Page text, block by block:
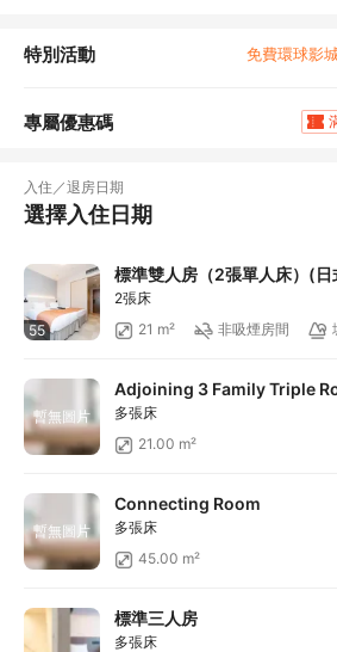
特別活動 免費環球影
專屬優惠碼
滿
滿
滿
入住／退房日期
選擇入住日期
55
標準雙人房（2張單人床）(日
2張床
21 m²
非吸煙房間
暫無圖片
Adjoining 3 Family Triple
多張床
21.00 m²
暫無圖片
Connecting Room
多張床
45.00 m²
標準三人房
多張床